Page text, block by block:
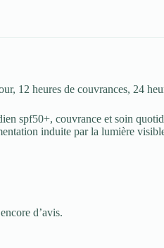
12 heures de couvrances, 24
spf50+, couvrance et soin
induite par la lumière
d’avis.